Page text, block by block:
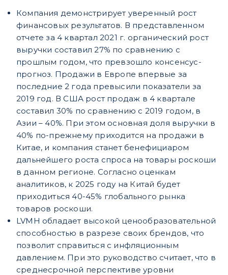
Компания демонстрирует уверенный рост
финансовых результатов. В представленном
отчете за 4 квартал 2021 г. органический рост
выручки составил 27% по сравнению с
прошлым годом, что превзошло консенсус-
прогноз. Продажи в Европе впервые за
последние 2 года превысили показатели за
2019 год. В США рост продаж в 4 квартале
составил 30% по сравнению с 2019 годом, в
Азии – 40%. При этом основная доля выручки в
40% по-прежнему приходится на продажи в
Китае, и компания станет бенефициаром
дальнейшего роста спроса на товары роскоши
в данном регионе. Согласно оценкам
аналитиков, к 2025 году на Китай будет
приходиться 40-45% глобального рынка
товаров роскоши.
LVMH обладает высокой ценообразовательной
способностью в разрезе своих брендов, что
позволит справиться с инфляционным
давлением. При это руководство считает, что в
среднесрочной перспективе уровни